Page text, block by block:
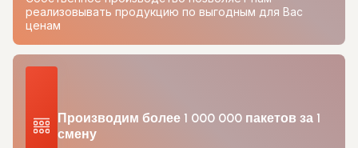
реализовывать продукцию по выгодным для Вас
ценам
Производим более 1 000 000 пакетов за 1
смену